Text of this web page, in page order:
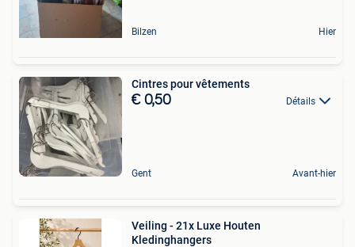
Bilzen Hier
Cintres pour vêtements
€ 0,50 Détails
Gent Avant-hier
Veiling - 21x Luxe Houten
Kledinghangers